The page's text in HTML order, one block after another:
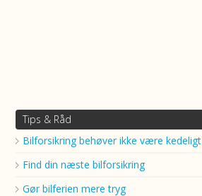
Tips & Råd
Bilforsikring behøver ikke være kedeligt
Find din næste bilforsikring
Gør bilferien mere tryg